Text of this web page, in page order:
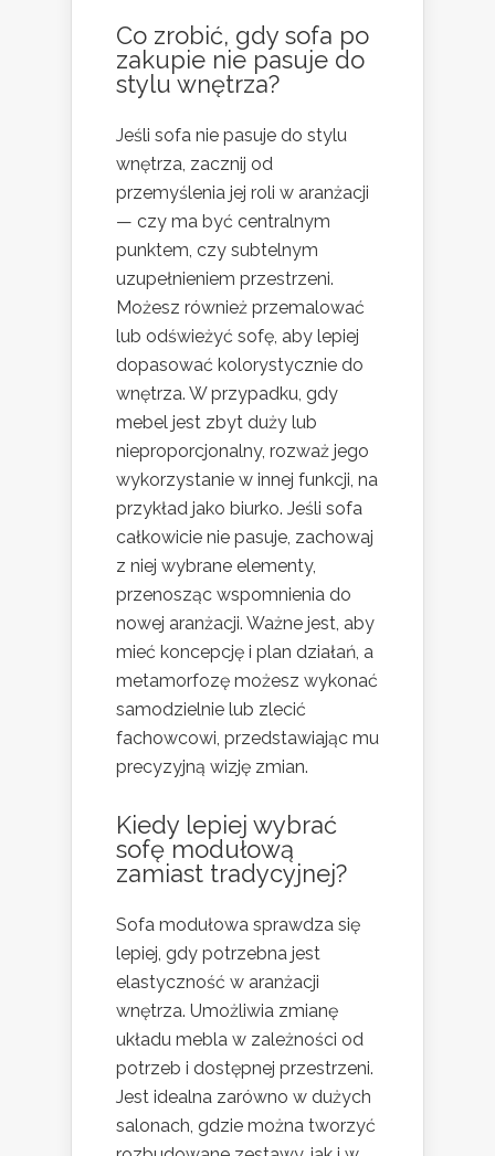
Co zrobić, gdy sofa po
zakupie nie pasuje do
stylu wnętrza?
Jeśli sofa nie pasuje do stylu
wnętrza, zacznij od
przemyślenia jej roli w aranżacji
— czy ma być centralnym
punktem, czy subtelnym
uzupełnieniem przestrzeni.
Możesz również przemalować
lub odświeżyć sofę, aby lepiej
dopasować kolorystycznie do
wnętrza. W przypadku, gdy
mebel jest zbyt duży lub
nieproporcjonalny, rozważ jego
wykorzystanie w innej funkcji, na
przykład jako biurko. Jeśli sofa
całkowicie nie pasuje, zachowaj
z niej wybrane elementy,
przenosząc wspomnienia do
nowej aranżacji. Ważne jest, aby
mieć koncepcję i plan działań, a
metamorfozę możesz wykonać
samodzielnie lub zlecić
fachowcowi, przedstawiając mu
precyzyjną wizję zmian.
Kiedy lepiej wybrać
sofę modułową
zamiast tradycyjnej?
Sofa modułowa sprawdza się
lepiej, gdy potrzebna jest
elastyczność w aranżacji
wnętrza. Umożliwia zmianę
układu mebla w zależności od
potrzeb i dostępnej przestrzeni.
Jest idealna zarówno w dużych
salonach, gdzie można tworzyć